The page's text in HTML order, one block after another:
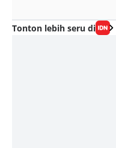
Tonton lebih seru di